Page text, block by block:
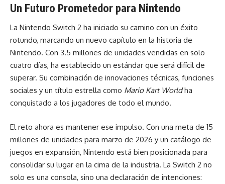
Un Futuro Prometedor para Nintendo
La Nintendo Switch 2 ha iniciado su camino con un éxito
rotundo, marcando un nuevo capítulo en la historia de
Nintendo. Con 3.5 millones de unidades vendidas en solo
cuatro días, ha establecido un estándar que será difícil de
superar. Su combinación de innovaciones técnicas, funciones
sociales y un título estrella como Mario Kart Worldha
conquistado a los jugadores de todo el mundo.
El reto ahora es mantener ese impulso. Con una meta de 15
millones de unidades para marzo de 2026 y un catálogo de
juegos en expansión, Nintendo está bien posicionada para
consolidar su lugar en la cima de la industria. La Switch 2 no
solo es una consola, sino una declaración de intenciones: